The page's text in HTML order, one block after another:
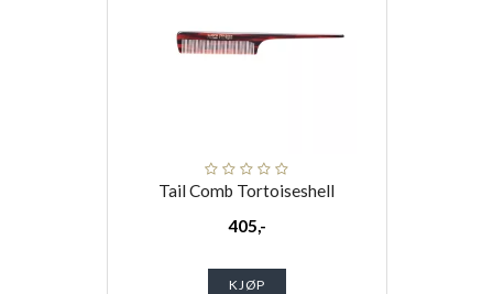
Tail Comb Tortoiseshell
405,-
KJØP